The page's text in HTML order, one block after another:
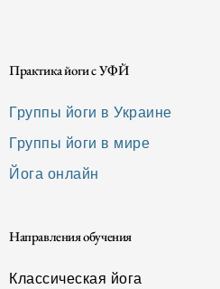
Практика йоги с УФЙ
Группы йоги в Украине
Группы йоги в мире
Йога онлайн
Направления обучения
Классическая йога